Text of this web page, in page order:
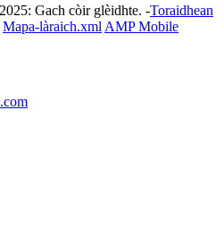
Gach còir glèidhte. -Toraidhean
Mapa-làraich.xml AMP Mobile